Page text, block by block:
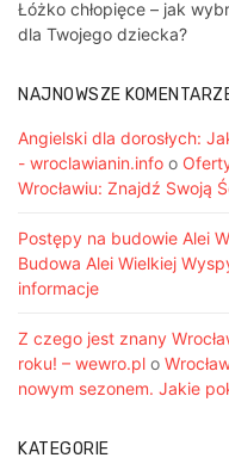
Łóżko chłopięce – jak
dla Twojego dziecka?
NAJNOWSZE
Angielski dla dorosłych:
- wroclawianin.info o
Wrocławiu: Znajdź Swoją
Postępy na budowie Alei
Budowa Alei Wielkiej
informacje
Z czego jest znany
roku! – wewro.pl o
nowym sezonem. Jakie
KATEGORIE